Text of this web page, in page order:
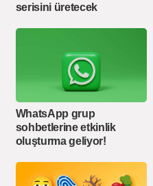
serisini üretecek
WhatsApp grup
sohbetlerine etkinlik
oluşturma geliyor!